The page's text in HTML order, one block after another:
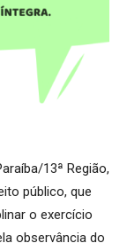
13ª Região,
público, que
o exercício
observância do